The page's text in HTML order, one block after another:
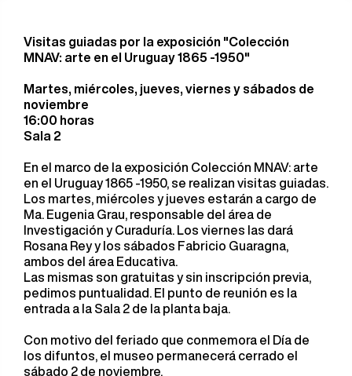
Visitas guiadas por la exposición "Colección
MNAV: arte en el Uruguay 1865 -1950"
Martes, miércoles, jueves, viernes y sábados de
noviembre
16:00 horas
Sala 2
En el marco de la exposición Colección MNAV: arte
en el Uruguay 1865 -1950, se realizan visitas guiadas.
Los martes, miércoles y jueves estarán a cargo de
Ma. Eugenia Grau, responsable del área de
Investigación y Curaduría. Los viernes las dará
Rosana Rey y los sábados Fabricio Guaragna,
ambos del área Educativa.
Las mismas son gratuitas y sin inscripción previa,
pedimos puntualidad. El punto de reunión es la
entrada a la Sala 2 de la planta baja.
Con motivo del feriado que conmemora el Día de
los difuntos, el museo permanecerá cerrado el
sábado 2 de noviembre.